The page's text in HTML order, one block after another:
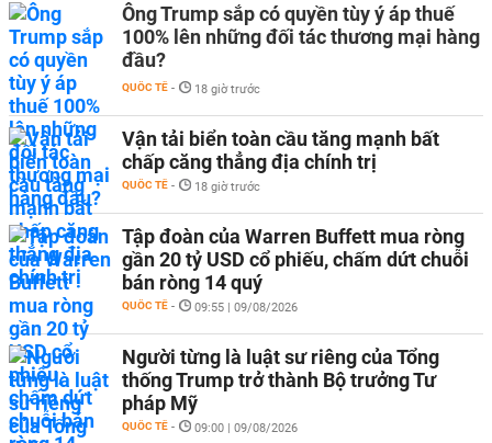
Ông Trump sắp có quyền tùy ý áp thuế
100% lên những đối tác thương mại hàng
đầu?
QUỐC TẾ - 18 giờ trước
Vận tải biển toàn cầu tăng mạnh bất
chấp căng thẳng địa chính trị
QUỐC TẾ - 18 giờ trước
Tập đoàn của Warren Buffett mua ròng
gần 20 tỷ USD cổ phiếu, chấm dứt chuỗi
bán ròng 14 quý
QUỐC TẾ - 09:55 | 09/08/2026
Người từng là luật sư riêng của Tổng
thống Trump trở thành Bộ trưởng Tư
pháp Mỹ
QUỐC TẾ - 09:00 | 09/08/2026